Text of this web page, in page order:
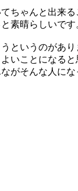
ちゃんと出来る
素晴らしいです
というのがあ
いことになると
がそんな人に